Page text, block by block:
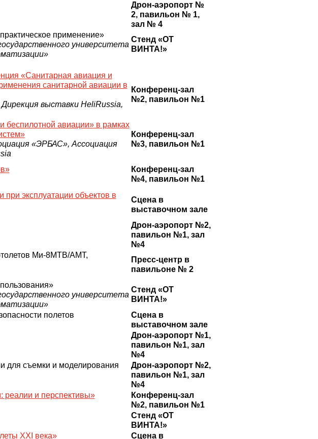
Дрон-аэропорт №
2, павильон № 1,
зал № 4
применение»
университета
Стенд «ОТ
ВИНТА!»
«Санитарная авиация и
санитарной авиации в
выставки HeliRussia,
Конференц-зал
№2, павильон №1
беспилотной авиации» в рамках
«ЭРБАС», Ассоциация
Конференц-зал
№3, павильон №1
Конференц-зал
№4, павильон №1
при эксплуатации объектов в
Сцена в
выставочном зале
Дрон-аэропорт №2,
павильон №1, зал
№4
Ми-8МТВ/АМТ,
Пресс-центр в
павильоне № 2
университета
Стенд «ОТ
ВИНТА!»
полетов
Сцена в
выставочном зале
Дрон-аэропорт №1,
павильон №1, зал
№4
для съемки и моделирования
Дрон-аэропорт №2,
павильон №1, зал
№4
и перспективы»
Конференц-зал
№2, павильон №1
Стенд «ОТ
ВИНТА!»
XXI века» Сцена в